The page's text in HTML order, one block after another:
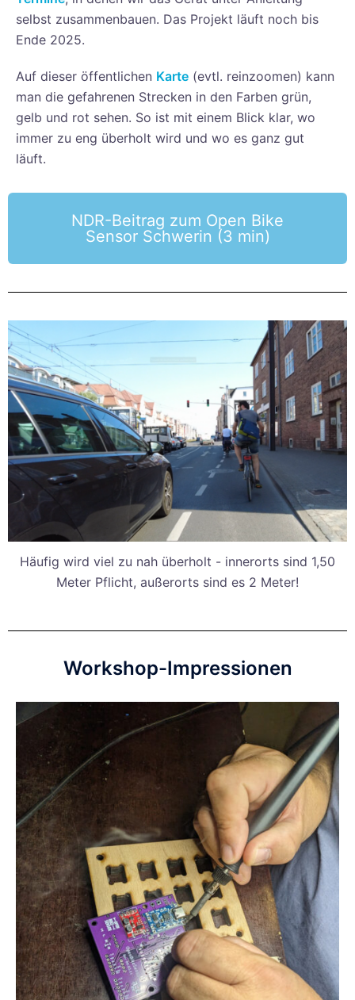
selbst zusammenbauen. Das Projekt läuft noch bis
Ende 2025.
Auf dieser öffentlichen Karte (evtl. reinzoomen) kann
man die gefahrenen Strecken in den Farben grün,
gelb und rot sehen. So ist mit einem Blick klar, wo
immer zu eng überholt wird und wo es ganz gut
läuft.
NDR-Beitrag zum Open Bike
Sensor Schwerin (3 min)
Häufig wird viel zu nah überholt - innerorts sind 1,50
Meter Pflicht, außerorts sind es 2 Meter!
Workshop-Impressionen